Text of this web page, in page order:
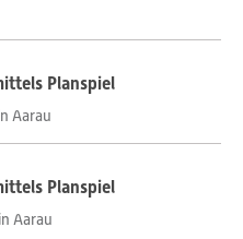
Planspiel
Aarau
Planspiel
Aarau